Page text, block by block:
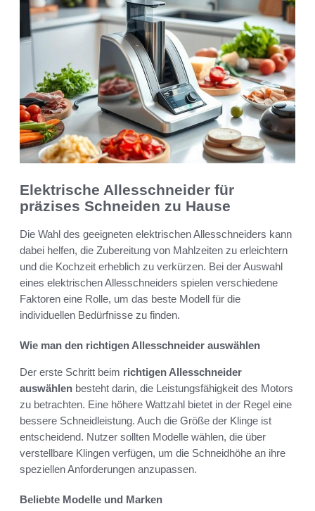
Elektrische Allesschneider für
präzises Schneiden zu Hause
Die Wahl des geeigneten elektrischen Allesschneiders kann
dabei helfen, die Zubereitung von Mahlzeiten zu erleichtern
und die Kochzeit erheblich zu verkürzen. Bei der Auswahl
eines elektrischen Allesschneiders spielen verschiedene
Faktoren eine Rolle, um das beste Modell für die
individuellen Bedürfnisse zu finden.
Wie man den richtigen Allesschneider auswählen
Der erste Schritt beim richtigen Allesschneider
auswählen besteht darin, die Leistungsfähigkeit des Motors
zu betrachten. Eine höhere Wattzahl bietet in der Regel eine
bessere Schneidleistung. Auch die Größe der Klinge ist
entscheidend. Nutzer sollten Modelle wählen, die über
verstellbare Klingen verfügen, um die Schneidhöhe an ihre
speziellen Anforderungen anzupassen.
Beliebte Modelle und Marken